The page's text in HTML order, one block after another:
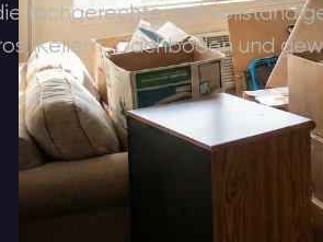
fachgerechte und
Kellern, Dachböden und